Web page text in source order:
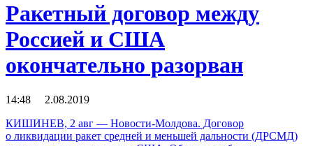
Ракетный договор между
Россией и США
окончательно разорван
14:48 2.08.2019
КИШИНЕВ, 2 авг — Новости-Молдова. Договор
о ликвидации ракет средней и меньшей дальности (ДРСМД)